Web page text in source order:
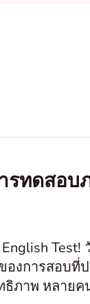
รทดสอบ
Test!
องการสอบที่
ธิภาพ หลาย